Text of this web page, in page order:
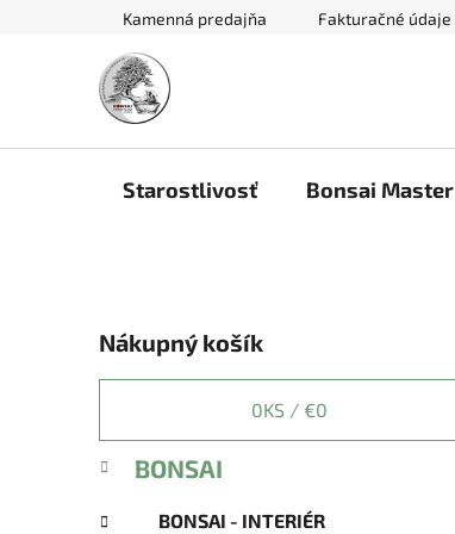
Kamenná predajňa Fakturačné údaje
Starostlivosť Bonsai Master
o
č
ý
p
Nákupný košík
0KS / €0
kategórie
a
BONSAI
BONSAI - INTERIÉR